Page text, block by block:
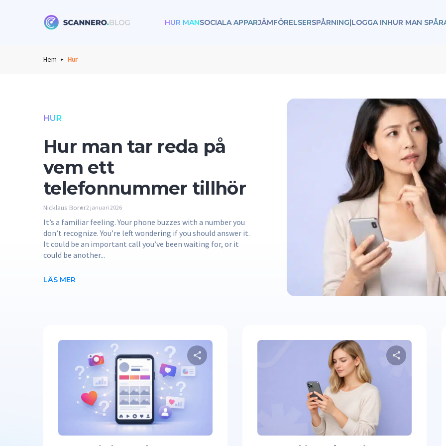
HUR MANSOCIALA APPARJÄMFÖRELSERSPÅRNING|LOGGA INHUR MAN
Hem Hur
HUR
Hur man tar reda på
vem ett
telefonnummer tillhör
Nicklaus Borer2 januari 2026
It’s a familiar feeling. Your phone buzzes with a number you
don’t recognize. You’re left wondering if you should answer it.
It could be an important call you’ve been waiting for, or it
could be another...
LÄS MER
Kopiera länk